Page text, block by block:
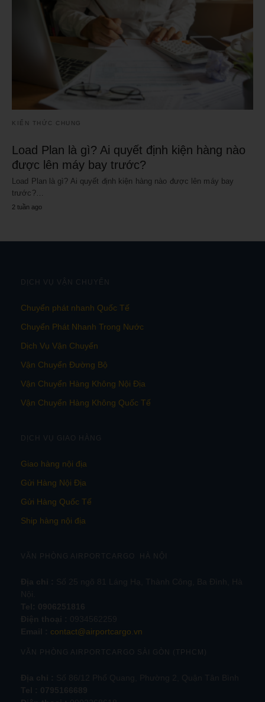
KIẾN THỨC CHUNG
Load Plan là gì? Ai quyết định kiện hàng nào
được lên máy bay trước?
Load Plan là gì? Ai quyết định kiện hàng nào được lên máy bay
trước?…
2 tuần ago
DỊCH VỤ VẬN CHUYỂN
Chuyển phát nhanh Quốc Tế
Chuyển Phát Nhanh Trong Nước
Dịch Vụ Vận Chuyển
Vận Chuyển Đường Bộ
Vận Chuyển Hàng Không Nội Địa
Vận Chuyển Hàng Không Quốc Tế
DỊCH VỤ GIAO HÀNG
Giao hàng nội địa
Gửi Hàng Nội Địa
Gửi Hàng Quốc Tế
Ship hàng nội địa
VĂN PHÒNG AIRPORTCARGO HÀ NỘI
contact@airportcargo.vn
VĂN PHÒNG AIRPORTCARGO SÀI GÒN (TPHCM)